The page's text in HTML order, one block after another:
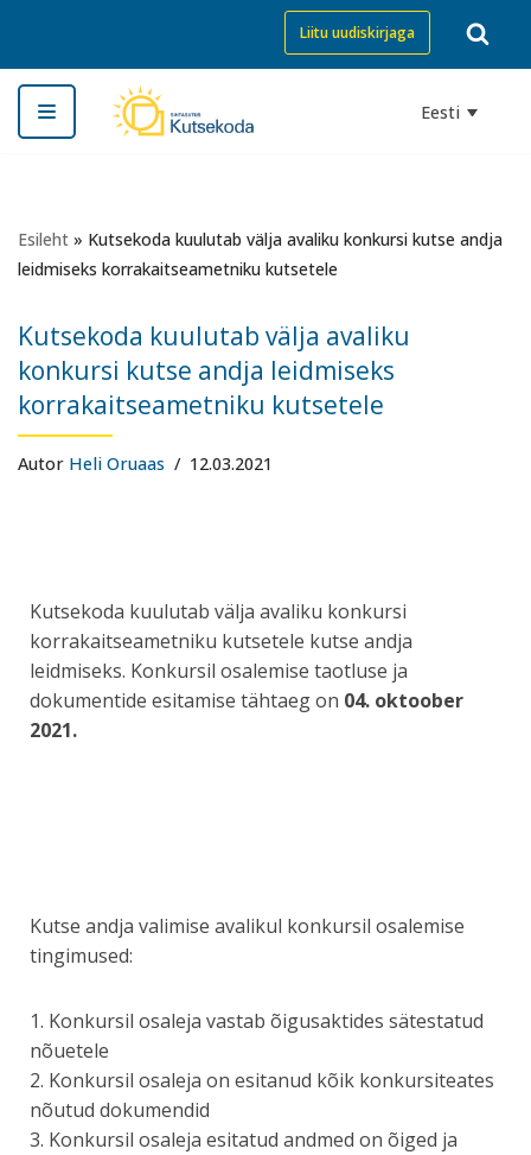
Skip
to
content
Liitu uudiskirjaga
Eesti
Esileht » Kutsekoda kuulutab välja avaliku konkursi kutse andja
leidmiseks korrakaitseametniku kutsetele
Kutsekoda kuulutab välja avaliku
konkursi kutse andja leidmiseks
korrakaitseametniku kutsetele
Autor Heli Oruaas 12.03.2021
Kutsekoda kuulutab välja avaliku konkursi
korrakaitseametniku kutsetele kutse andja
leidmiseks. Konkursil osalemise taotluse ja
dokumentide esitamise tähtaeg on 04. oktoober
2021.
Kutse andja valimise avalikul konkursil osalemise
tingimused:
1. Konkursil osaleja vastab õigusaktides sätestatud
nõuetele
2. Konkursil osaleja on esitanud kõik konkursiteates
nõutud dokumendid
3. Konkursil osaleja esitatud andmed on õiged ja